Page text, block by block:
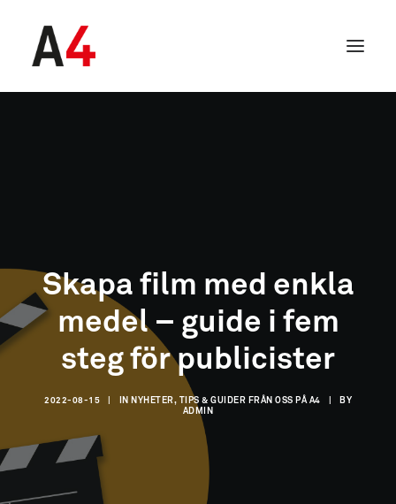
SEARCH
Skapa film med enkla
medel – guide i fem
steg för publicister
2022-08-15 IN NYHETER, TIPS & GUIDER FRÅN OSS PÅ A4
BY
ADMIN